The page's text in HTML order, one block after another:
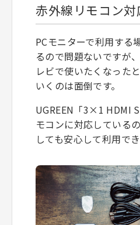
赤外線リモコン対
PCモニターで利用する
るので問題ないですが
レビで使いたくなった
いくのは面倒です。
UGREEN「3×1 HDMI
モコンに対応している
しても安心して利用でき